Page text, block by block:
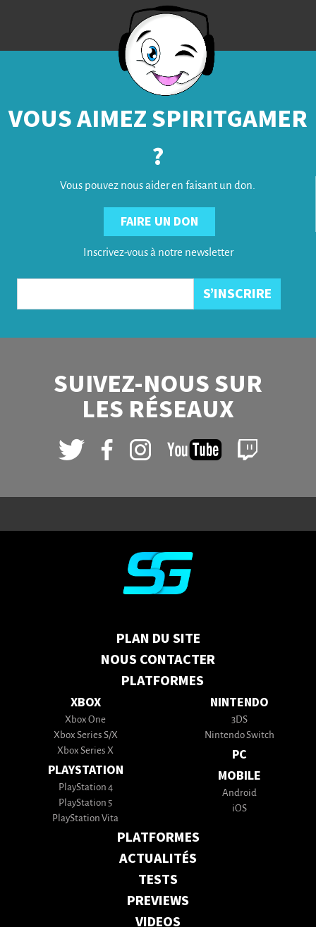
VOUS AIMEZ SPIRITGAMER
?
Vous pouvez nous aider en faisant un don.
FAIRE UN DON
Inscrivez-vous à notre newsletter
SUIVEZ-NOUS SUR
LES RÉSEAUX
PLAN DU SITE
NOUS CONTACTER
PLATFORMES
XBOX
Xbox One
Xbox Series S/X
Xbox Series X
PLAYSTATION
PlayStation 4
PlayStation 5
PlayStation Vita
NINTENDO
3DS
Nintendo Switch
PC
MOBILE
Android
iOS
PLATFORMES
ACTUALITÉS
TESTS
PREVIEWS
VIDEOS